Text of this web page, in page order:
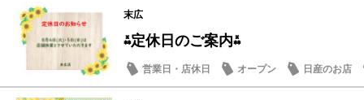
末広
⁂定休日のご案内⁂
営業日・店休日 オープン 日産のお店